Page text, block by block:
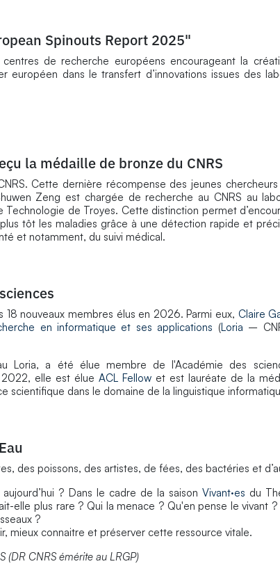
Spinouts Report 2025"
de recherche européens encourageant la
européen dans le transfert d’innovations issues des
la médaille de bronze du CNRS
Cette dernière récompense des jeunes
Zeng est chargée de recherche au CNRS au
Technologie de Troyes. Cette distinction permet
tôt les maladies grâce à une détection rapide et
et notamment, du suivi médical.
nouveaux membres élus en 2026. Parmi eux, Claire
en informatique et ses applications (Loria –
Loria, a été élue membre de l'Académie des
2022, elle est élue ACL Fellow et est lauréate de la
scientifique dans le domaine de la linguistique
des poissons, des artistes, de fées, des bactéries et
? Dans le cadre de la saison Vivant·es du
elle plus rare ? Qui la menace ? Qu'en pense le vivant
?
mieux connaitre et préserver cette ressource vitale.
(DR CNRS émérite au LRGP)